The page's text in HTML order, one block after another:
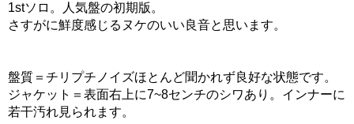
1stソロ。人気盤の初期版。
さすがに鮮度感じるヌケのいい良音と思います。
盤質＝チリプチノイズほとんど聞かれず良好な状態です。
ジャケット＝表面右上に7~8センチのシワあり。インナーに
若干汚れ見られます。